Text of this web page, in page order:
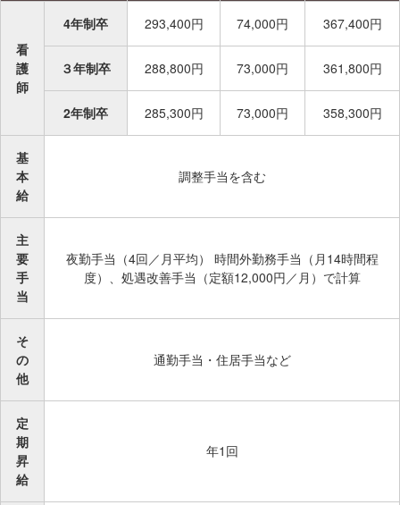
看
護
師
4年制卒 293,400円 74,000円 367,400円
３年制卒 288,800円 73,000円 361,800円
2年制卒 285,300円 73,000円 358,300円
基
本
給
調整手当を含む
主
要
手
当
夜勤手当（4回／月平均） 時間外勤務手当（月14時間程
度）、処遇改善手当（定額12,000円／月）で計算
そ
の
他
通勤手当・住居手当など
定
期
昇
給
年1回